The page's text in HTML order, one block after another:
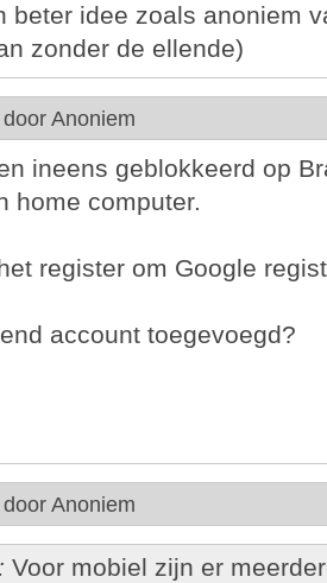
beter idee zoals anoniem
zonder de ellende)
Anoniem
ineens geblokkeerd op
home computer.
register om Google
account toegevoegd?
Anoniem
Voor mobiel zijn er